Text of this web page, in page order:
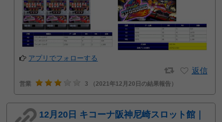
アプリでフォローする
返信
営業 3 （2021年12月20日の結果報告）
12月20日 キコーナ阪神尼崎スロット館｜